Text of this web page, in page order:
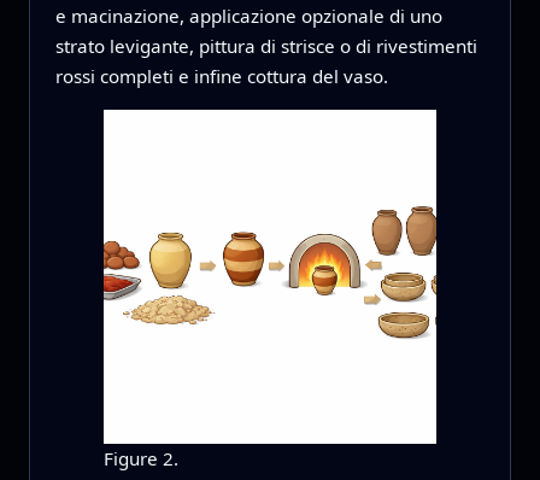
e macinazione, applicazione opzionale di uno
strato levigante, pittura di strisce o di rivestimenti
rossi completi e infine cottura del vaso.
Figure 2.